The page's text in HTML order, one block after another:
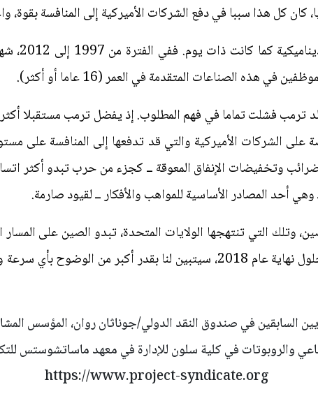
كل هذا سببا في دفع الشركات الأميركية إلى المنافسة بقوة،
غير أن
ترمب فشلت تماما في فهم المطلوب. إذ يفضل ترمب مستقبلا أكثر
الشركات الأميركية والتي قد تدفعها إلى المنافسة على
وتخفيضات الإنفاق المعوقة ــ كجزء من حرب تبدو أكثر
أحد المصادر الأساسية للمواهب والأفكار ــ لقيود صارمة.
وتلك التي تنتهجها الولايات المتحدة، تبدو الصين على
مجال الإبداع على مستوى العالَم. وبحلول نهاية عام 2018، سيتبين لنا
في صندوق النقد الدولي/جوناثان روان، المؤسس
والروبوتات في كلية سلون للإدارة في معهد ماساتشوستس
https://www.project-syndicate.org